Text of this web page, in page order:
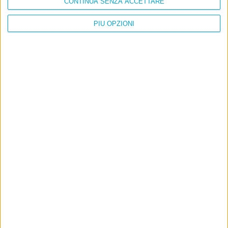
PIÙ OPZIONI